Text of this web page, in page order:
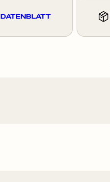
DATENBLATT